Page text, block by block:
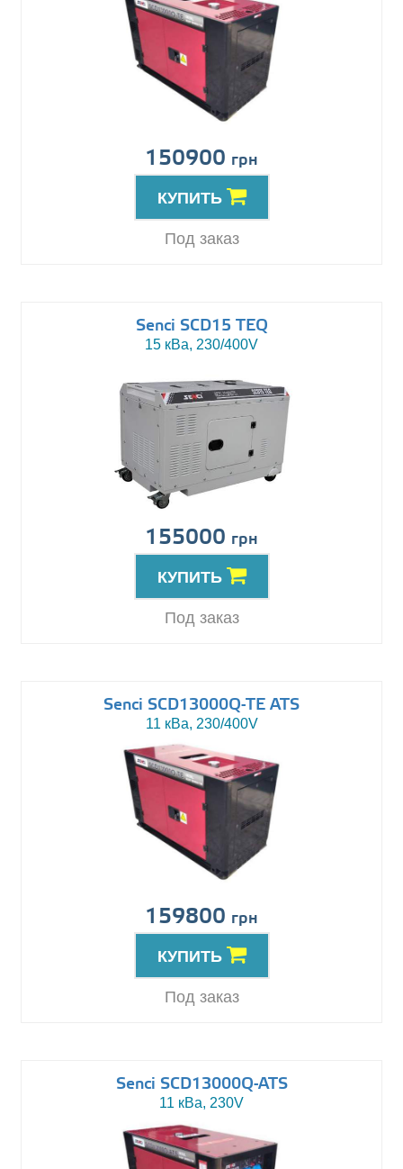
150900 грн
КУПИТЬ
Под заказ
Senci SCD15 TEQ
15 кВа, 230/400V
155000 грн
КУПИТЬ
Под заказ
Senci SCD13000Q-TE ATS
11 кВа, 230/400V
159800 грн
КУПИТЬ
Под заказ
Senci SCD13000Q-ATS
11 кВа, 230V